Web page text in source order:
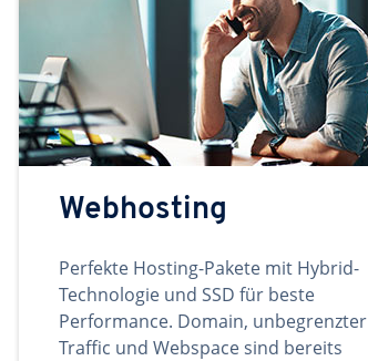
Webhosting
Perfekte Hosting-Pakete mit Hybrid-
Technologie und SSD für beste
Performance. Domain, unbegrenzter
Traffic und Webspace sind bereits